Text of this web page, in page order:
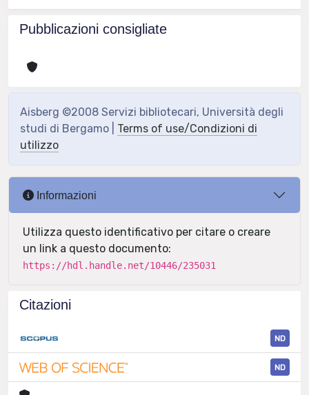
Pubblicazioni consigliate
Aisberg ©2008 Servizi bibliotecari, Università degli
studi di Bergamo | Terms of use/Condizioni di
utilizzo
Informazioni
Utilizza questo identificativo per citare o creare
un link a questo documento:
https://hdl.handle.net/10446/235031
Citazioni
ND
ND